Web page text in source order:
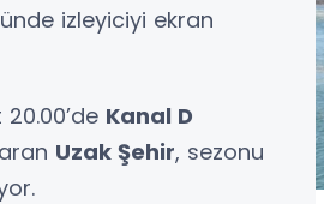
izleyiciyi ekran
Kanal D
Uzak Şehir, sezonu